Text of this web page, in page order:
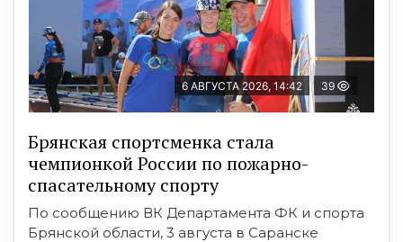
6 АВГУСТА 2026, 14:42 39
Брянская спортсменка стала
чемпионкой России по пожарно-
спасательному спорту
По сообщению ВК Департамента ФК и спорта
Брянской области, 3 августа в Саранске